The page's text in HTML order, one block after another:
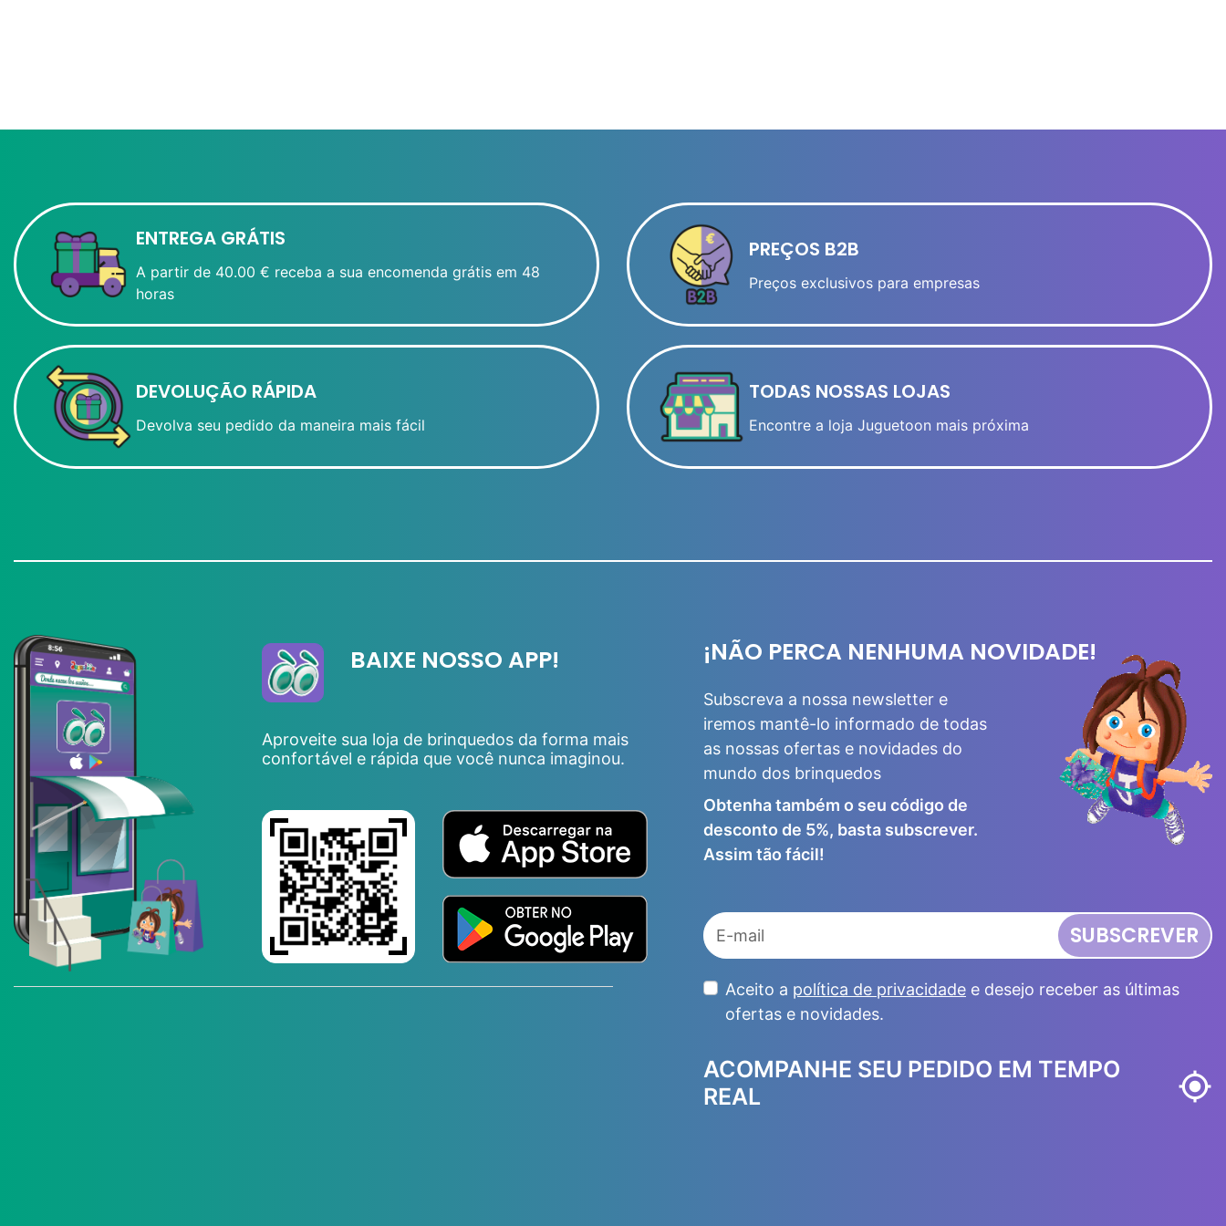
ENTREGA GRÁTIS
A partir de 40.00 € receba a sua encomenda grátis em 48
horas
PREÇOS B2B
Preços exclusivos para empresas
DEVOLUÇÃO RÁPIDA
Devolva seu pedido da maneira mais fácil
TODAS NOSSAS LOJAS
Encontre a loja Juguetoon mais próxima
BAIXE NOSSO APP!
Aproveite sua loja de brinquedos da forma mais
confortável e rápida que você nunca imaginou.
¡NÃO PERCA NENHUMA NOVIDADE!
Subscreva a nossa newsletter e
iremos mantê-lo informado de todas
as nossas ofertas e novidades do
mundo dos brinquedos
Obtenha também o seu código de
desconto de 5%, basta subscrever.
Assim tão fácil!
SUBSCREVER
Aceito a política de privacidade e desejo receber as últimas
ofertas e novidades.
ACOMPANHE SEU PEDIDO EM TEMPO
REAL
my_location